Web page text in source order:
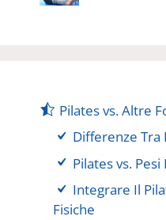
Pilates vs. Altre
Differenze Tra
Pilates vs.
Integrare Il
Fisiche